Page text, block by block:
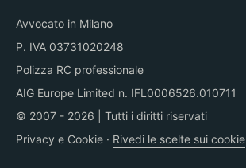
Avvocato in Milano
P. IVA 03731020248
Polizza RC professionale
AIG Europe Limited n. IFL0006526.010711
© 2007 - 2026 | Tutti i diritti riservati
Privacy e Cookie · Rivedi le scelte sui cookie